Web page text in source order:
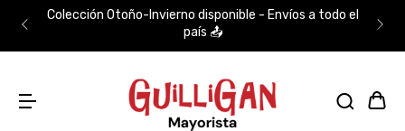
Colección Otoño-Invierno disponible - Envíos a todo el
país 📤